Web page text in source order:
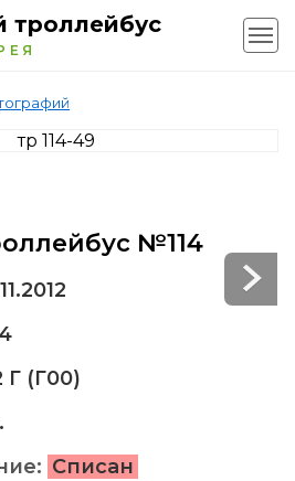
троллейбус
№114
Г (Г00)
Списан